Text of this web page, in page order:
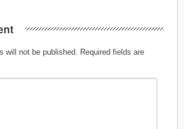
will not be published.
Required fields are